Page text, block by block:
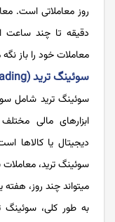
روز معاملاتی است.
دقیقه تا چند ساعت
معاملات خود را باز نگه
سوئینگ ترید (Swing Trading)
سوئینگ ترید شامل
ابزارهای مالی
دیجیتال یا کالاها
سوئینگ ترید،
می­تواند چند روز،
به طور کلی، سوئینگ